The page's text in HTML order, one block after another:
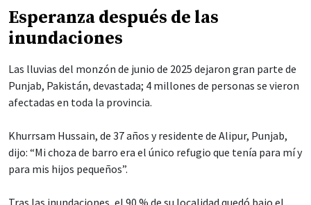
Esperanza después de las
inundaciones
Las lluvias del monzón de junio de 2025 dejaron gran parte de
Punjab, Pakistán, devastada; 4 millones de personas se vieron
afectadas en toda la provincia.
Khurrsam Hussain, de 37 años y residente de Alipur, Punjab,
dijo: “Mi choza de barro era el único refugio que tenía para mí y
para mis hijos pequeños”.
Tras las inundaciones, el 90 % de su localidad quedó bajo el